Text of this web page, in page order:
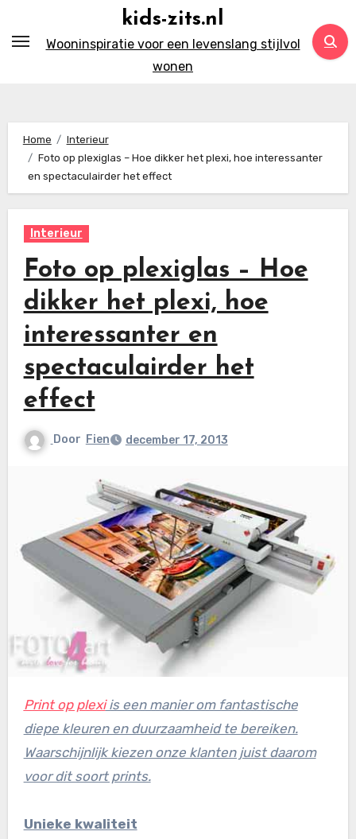
naar
kids-zits.nl
Wooninspiratie voor een levenslang stijlvol
wonen
Home
Interieur
Foto op plexiglas – Hoe dikker het plexi, hoe interessanter
en spectaculairder het effect
Interieur
Foto op plexiglas – Hoe
dikker het plexi, hoe
interessanter en
spectaculairder het
effect
Door Fien december 17, 2013
Print op plexiis een manier om fantastische
diepe kleuren en duurzaamheid te bereiken.
Waarschijnlijk kiezen onze klanten juist daarom
voor dit soort prints.
Unieke kwaliteit